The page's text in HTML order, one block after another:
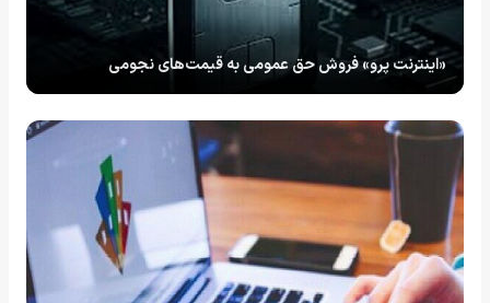
«اینترنت پرو» فروش حق عمومی به قیمت‌های نجومی